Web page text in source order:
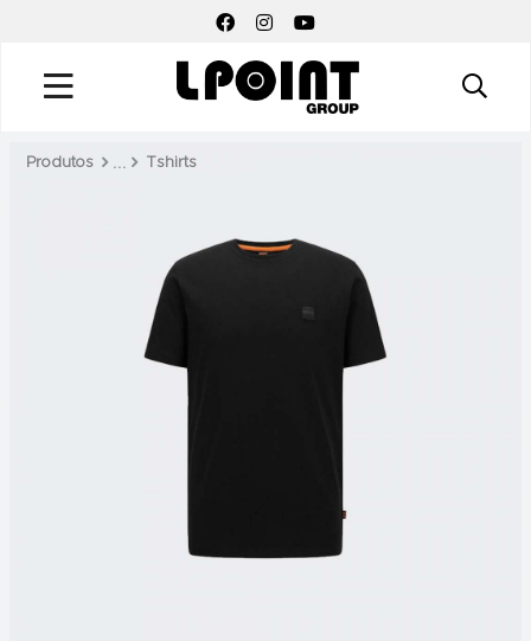
FACEBOOK SOCIAL LINK
INSTAGRAM SOCIAL LINK
YOUTUBE SOCIAL LINK
Produtos Tshirts